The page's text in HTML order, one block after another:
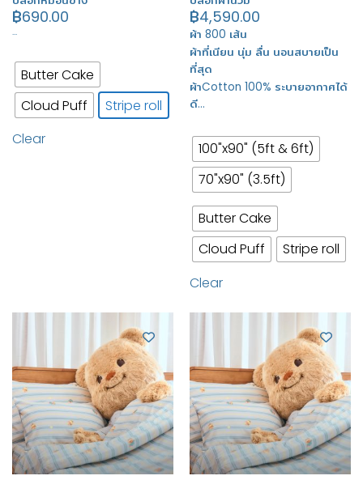
฿690.00
…
Butter Cake
Cloud Puff
Stripe roll
Clear
฿4,590.00
ผ้า 800 เส้น
ผ้าที่เนียน นุ่ม ลื่น นอนสบายเป็น
ที่สุด
ผ้าCotton 100% ระบายอากาศได้
ดี…
100"x90" (5ft & 6ft)
70"x90" (3.5ft)
Butter Cake
Cloud Puff
Stripe roll
Clear